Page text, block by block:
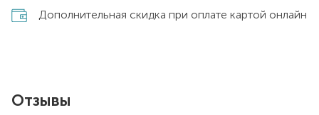
Дополнительная скидка при оплате картой онлайн
Отзывы